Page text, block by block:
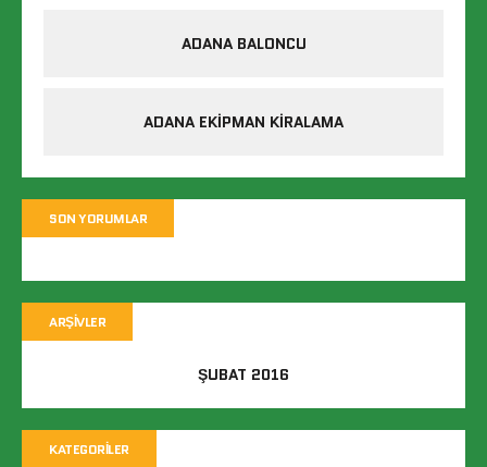
ADANA BALONCU
ADANA EKIPMAN KIRALAMA
SON YORUMLAR
ARŞIVLER
ŞUBAT 2016
KATEGORILER